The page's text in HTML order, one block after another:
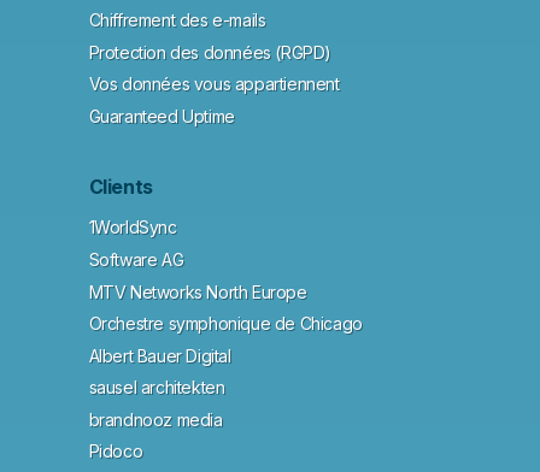
Chiffrement des e-mails
Protection des données (RGPD)
Vos données vous appartiennent
Guaranteed Uptime
Clients
1WorldSync
Software AG
MTV Networks North Europe
Orchestre symphonique de Chicago
Albert Bauer Digital
sausel architekten
brandnooz media
Pidoco